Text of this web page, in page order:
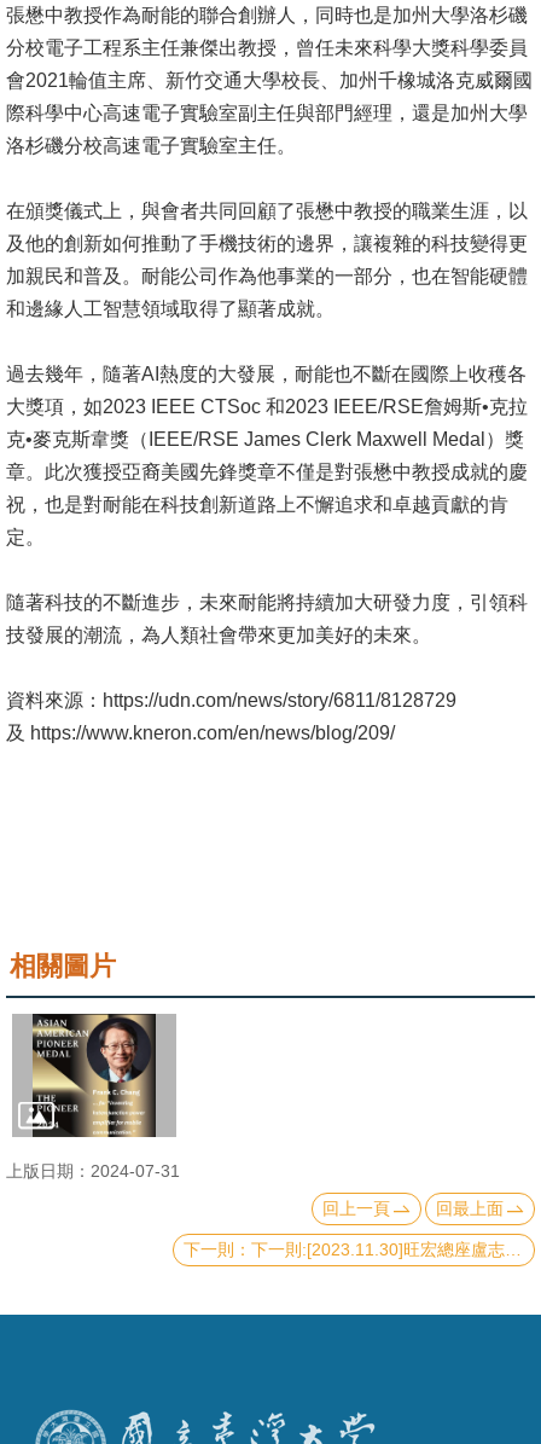
才
相
關
研
單
位
回
頁
臺
大
首
頁
站
導
聯
張懋中教授作為耐能的聯合創辦人，同時也是加州大學洛杉磯
分校電子工程系主任兼傑出教授，曾任未來科學大獎科學委員
會2021輪值主席、新竹交通大學校長、加州千橡城洛克威爾國
際科學中心高速電子實驗室副主任與部門經理，還是加州大學
洛杉磯分校高速電子實驗室主任。
在頒獎儀式上，與會者共同回顧了張懋中教授的職業生涯，以
及他的創新如何推動了手機技術的邊界，讓複雜的科技變得更
加親民和普及。耐能公司作為他事業的一部分，也在智能硬體
和邊緣人工智慧領域取得了顯著成就。
過去幾年，隨著AI熱度的大發展，耐能也不斷在國際上收穫各
大獎項，如2023 IEEE CTSoc 和2023 IEEE/RSE詹姆斯•克拉
克•麥克斯韋獎（IEEE/RSE James Clerk Maxwell Medal）獎
章。此次獲授亞裔美國先鋒獎章不僅是對張懋中教授成就的慶
祝，也是對耐能在科技創新道路上不懈追求和卓越貢獻的肯
定。
隨著科技的不斷進步，未來耐能將持續加大研發力度，引領科
技發展的潮流，為人類社會帶來更加美好的未來。
資料來源：https://udn.com/news/story/6811/8128729
及 https://www.kneron.com/en/news/blog/209/
相關圖片
上版日期：2024-07-31
回上一頁
回最上面
下一則:[2023.11.30]旺宏總座盧志遠獲應用物理界榮譽大獎 為首度獲獎華人公司企業家 | 科技產業 | 產經